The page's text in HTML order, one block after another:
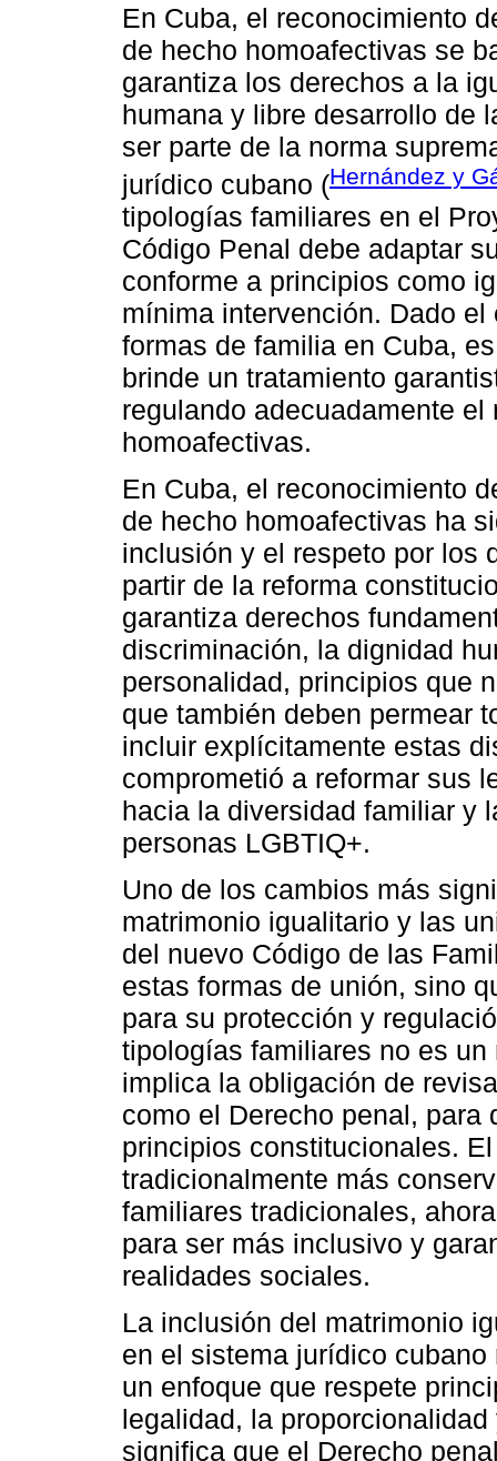
En Cuba, el reconocimiento
de hecho homoafectivas se
garantiza los derechos a la
humana y libre desarrollo de
ser parte de la norma
jurídico cubano (Hernández y
tipologías familiares en el
Código Penal debe adaptar
conforme a principios como
mínima intervención. Dado
formas de familia en Cuba,
brinde un tratamiento
regulando adecuadamente
homoafectivas.
En Cuba, el reconocimiento
de hecho homoafectivas ha
inclusión y el respeto por los
partir de la reforma
garantiza derechos
discriminación, la dignidad
personalidad, principios que
que también deben permear
incluir explícitamente estas
comprometió a reformar sus
hacia la diversidad familiar y
personas LGBTIQ+.
Uno de los cambios más
matrimonio igualitario y las
del nuevo Código de las
estas formas de unión, sino
para su protección y
tipologías familiares no es
implica la obligación de
como el Derecho penal,
principios constitucionales.
tradicionalmente más
familiares tradicionales,
para ser más inclusivo y
realidades sociales.
La inclusión del matrimonio
en el sistema jurídico
un enfoque que respete
legalidad, la
significa que el Derecho